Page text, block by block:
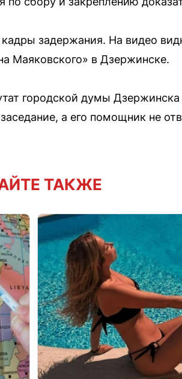
задержания. На видео
Маяковского» в Дзержинске.
городской думы
а его помощник не
ТАКЖЕ